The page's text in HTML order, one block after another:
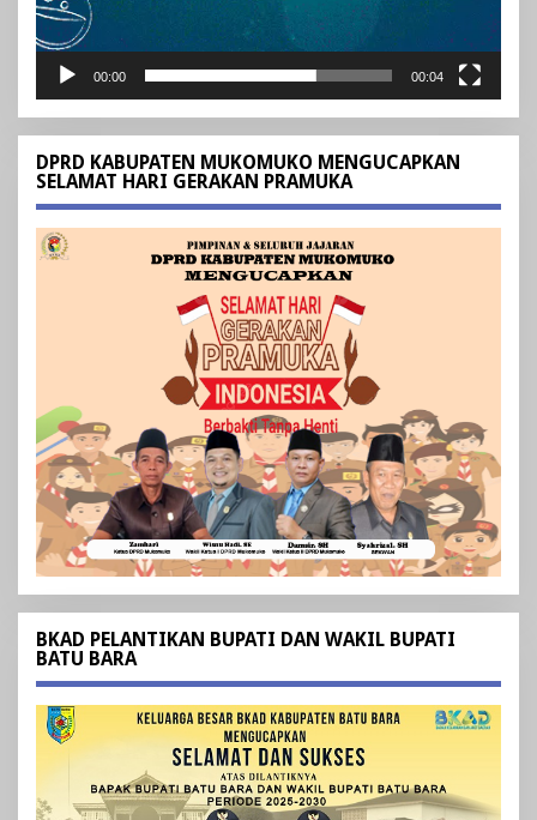
00:00 00:04
DPRD KABUPATEN MUKOMUKO MENGUCAPKAN
SELAMAT HARI GERAKAN PRAMUKA
BKAD PELANTIKAN BUPATI DAN WAKIL BUPATI
BATU BARA